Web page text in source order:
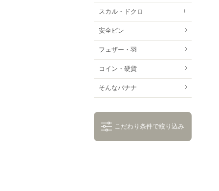
スカル・ドクロ
安全ピン
フェザー・羽
コイン・硬貨
そんなバナナ
こだわり条件で絞り込み